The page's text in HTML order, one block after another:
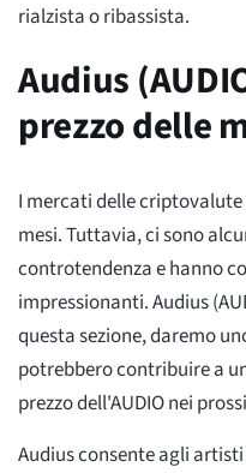
rialzista o ribassista.
Audius
prezzo delle
I mercati delle
mesi. Tuttavia, ci sono
controtendenza e hanno
impressionanti. Audius
questa sezione, daremo
potrebbero contribuire a
prezzo dell'AUDIO nei
Audius consente agli